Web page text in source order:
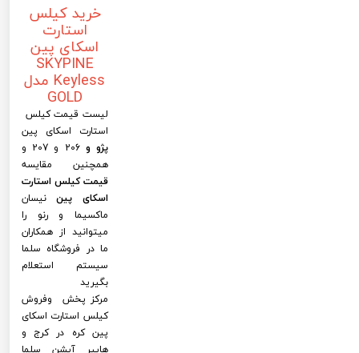
خرید کیلس
استارت
اسکای پین
SKYPINE
Keyless مدل
GOLD
لیست قیمت کیلس
استارت اسکای پین
پژو و
206 و 207 و
همچنین مقایسه
قیمت کیلس استارت
اسکای پیننیسان
ماکسیما و رنو را
میتوانید از همکاران
ما در فروشگاه سلما
سیستم استعلام
بگیرید
مرکز پخش وفروش
کیلس استارت اسکای
پین کره در کرج و